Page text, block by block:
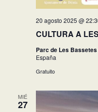
CULTURA A
20 agosto 2025 @
Parc de Les Bassetes
España
Gratuito
MIÉ
27